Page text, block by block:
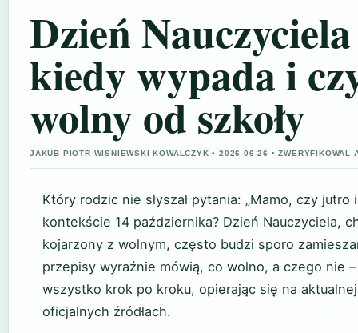
Dzień
kiedy wypada i
wolny od szkoły
JAKUB PIOTR WISNIEWSKI KOWALCZYK • 2026-06-26 • ZWERYFIKOWAL
Który rodzic nie słyszał pytania: „Mamo, czy jutro
kontekście 14 października? Dzień Nauczyciela,
kojarzony z wolnym, często budzi sporo
przepisy wyraźnie mówią, co wolno, a czego nie
wszystko krok po kroku, opierając się na
oficjalnych źródłach.